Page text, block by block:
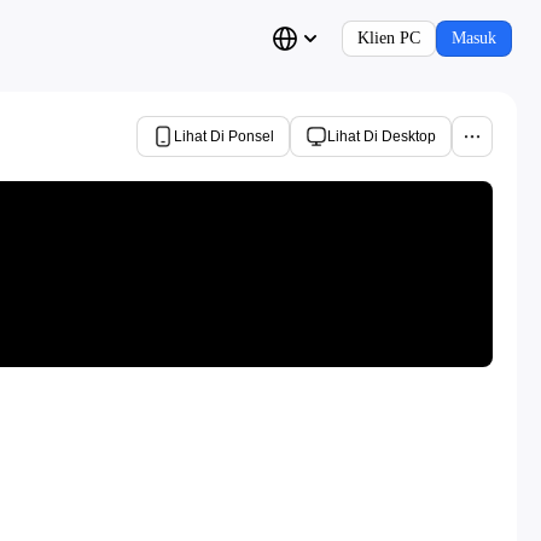
Klien PC Masuk
Lihat Di Ponsel Lihat Di Desktop